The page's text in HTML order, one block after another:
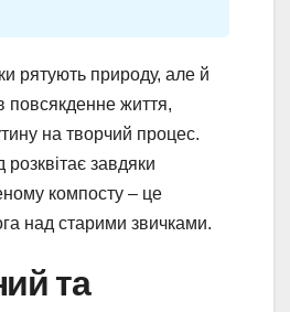
рятують природу, але й
повсякденне життя,
на творчий процес.
завдяки
компосту – це
над старими звичками.
та